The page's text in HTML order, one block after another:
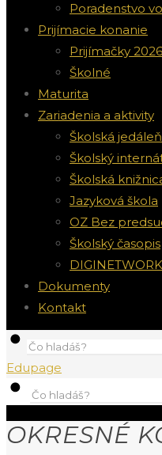
Poradenstvo
Prijímacie konanie
Prijímačky 2026
Školné
Maturita
Zariadenia a aktivity
Školská jedáleň
Školský
Školská
Jazyková škola
OZ Bez
Školský časopis
Dokumenty
Kontakt
Edupage
OKRESNÉ